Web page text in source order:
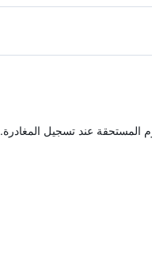
المستحقة عند تسجيل المغادرة.